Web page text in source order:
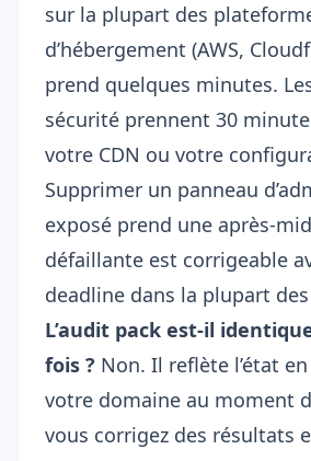
sur la plupart des
d’hébergement (AWS,
prend quelques minutes.
sécurité prennent 30
votre CDN ou votre
Supprimer un panneau
exposé prend une après-
défaillante est corrigeable
deadline dans la plupart des
L’audit pack est-il
fois ? Non. Il reflète l’état
votre domaine au moment
vous corrigez des résultats